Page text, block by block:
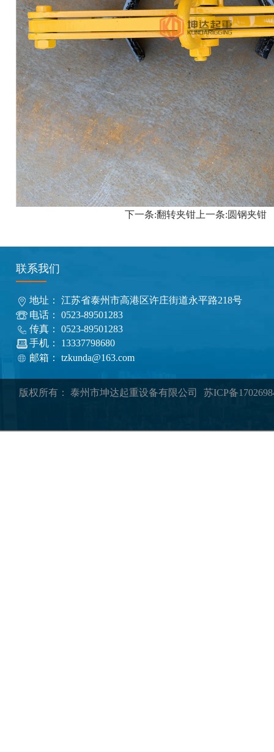
下一条:翻转夹钳 上一条:圆钢夹钳
联系我们
地址： 江苏省泰州市高港区许庄街道永平路218号
电话： 0523-89501283
传真： 0523-89501283
手机： 13337798680
邮箱： tzkunda@163.com
版权所有： 泰州市坤达起重设备有限公司 苏ICP备